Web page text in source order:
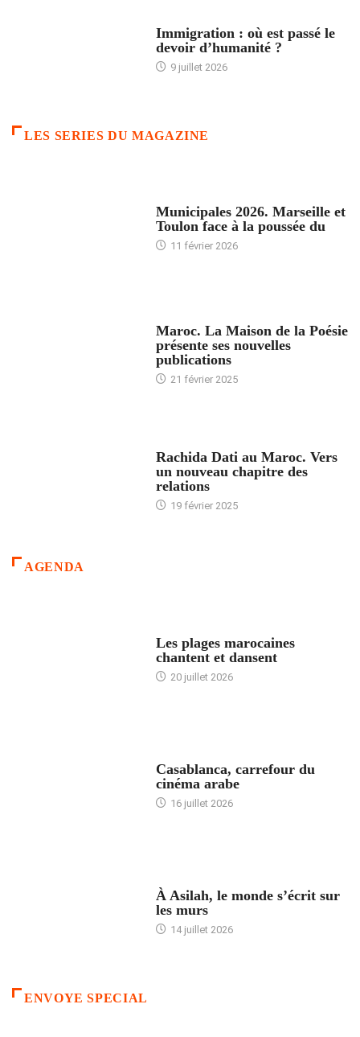
Immigration : où est passé le
devoir d’humanité ?
9 juillet 2026
LES SERIES DU MAGAZINE
Municipales 2026. Marseille et
Toulon face à la poussée du
11 février 2026
Maroc. La Maison de la Poésie
présente ses nouvelles
publications
21 février 2025
Rachida Dati au Maroc. Vers
un nouveau chapitre des
relations
19 février 2025
AGENDA
Les plages marocaines
chantent et dansent
20 juillet 2026
Casablanca, carrefour du
cinéma arabe
16 juillet 2026
À Asilah, le monde s’écrit sur
les murs
14 juillet 2026
ENVOYE SPECIAL